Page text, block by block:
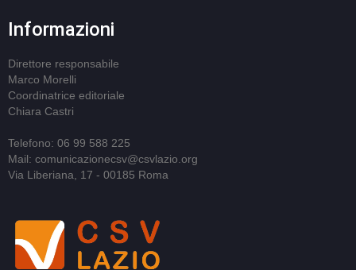
Informazioni
Direttore responsabile
Marco Morelli
Coordinatrice editoriale
Chiara Castri
Telefono: 06 99 588 225
Mail: comunicazionecsv@csvlazio.org
Via Liberiana, 17 - 00185 Roma